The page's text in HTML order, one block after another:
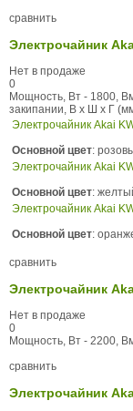
сравнить
Электрочайник
Нет в продаже
0
Мощность, Вт - 1800,
закипании, В x Ш x Г
Электрочайник Akai
Основной цвет:
Электрочайник Akai
Основной цвет:
Электрочайник Akai
Основной цвет:
сравнить
Электрочайник
Нет в продаже
0
Мощность, Вт - 2200,
сравнить
Электрочайник